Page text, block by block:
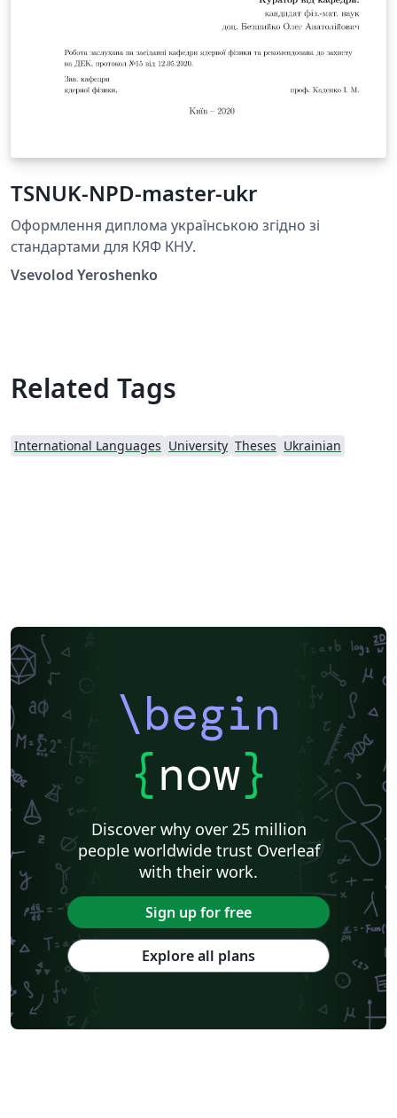
TSNUK-NPD-master-ukr
Оформлення диплома українською згідно зі
стандартами для КЯФ КНУ.
Vsevolod Yeroshenko
Related Tags
International Languages University Theses Ukrainian
\begin
{now}
Discover why over 25 million
people worldwide trust Overleaf
with their work.
Sign up for free
Explore all plans